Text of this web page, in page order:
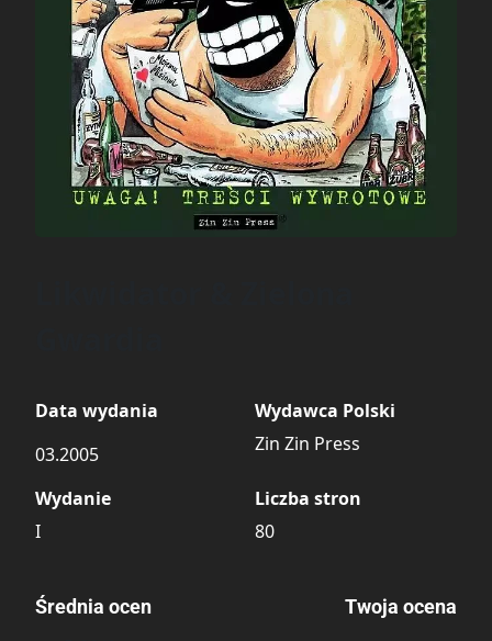
Data wydania
03.2005
Wydawca Polski
Zin Zin Press
Wydanie
I
Liczba stron
80
Średnia ocen Twoja ocena